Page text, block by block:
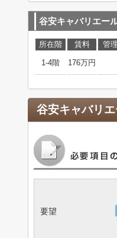
谷安キャバリエー
所在階 賃料 管
1-4階 176万円
谷安キャバリ
要望